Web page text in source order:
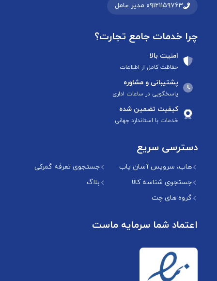
۰۹۱۲۱۱۵۹۷۶۳ مدیر عامل
چرا خدمات جامع تجارت؟
امنیت بالا
حفاظت کامل از اطلاعات
پشتیبانی و مشاوره
پاسخگویی در ساعات اداری
کیفیت تضمین شده
خدمات با استاندارد جهانی
دسترسی سریع
هاب، سرویس آسان یاب
جستجوی تعرفه گمرکی
جستجوی شناسه کالا
بلاگ
گروه های چت
اعتماد شما سرمایه ماست